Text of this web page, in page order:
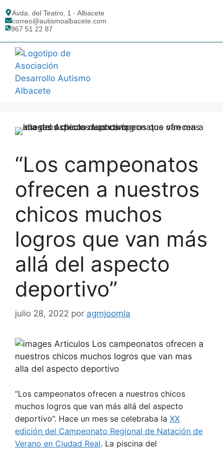
Avda. del Teatro, 1 · Albacete
correo@autismoalbacete.com
967 51 22 87
“Los campeonatos
ofrecen a nuestros
chicos muchos
logros que van más
allá del aspecto
deportivo”
julio 28, 2022 por agmjoomla
“Los campeonatos ofrecen a nuestros chicos
muchos logros que van más allá del aspecto
deportivo”. Hace un mes se celebraba la XX
edición del Campeonato Regional de Natación de
Verano en Ciudad Real. La piscina del